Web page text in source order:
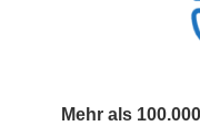
Mehr als